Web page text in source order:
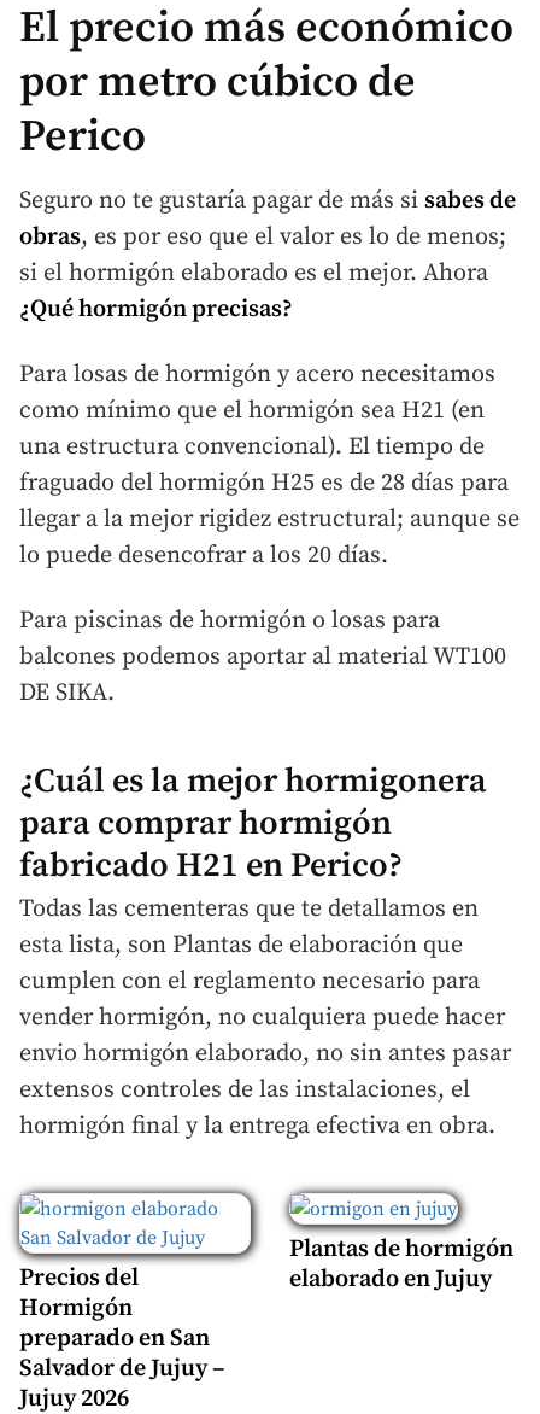
El precio más económico
por metro cúbico de
Perico
Seguro no te gustaría pagar de más si sabes de
obras, es por eso que el valor es lo de menos;
si el hormigón elaborado es el mejor. Ahora
¿Qué hormigón precisas?
Para losas de hormigón y acero necesitamos
como mínimo que el hormigón sea H21 (en
una estructura convencional). El tiempo de
fraguado del hormigón H25 es de 28 días para
llegar a la mejor rigidez estructural; aunque se
lo puede desencofrar a los 20 días.
Para piscinas de hormigón o losas para
balcones podemos aportar al material WT100
DE SIKA.
¿Cuál es la mejor hormigonera
para comprar hormigón
fabricado H21 en Perico?
Todas las cementeras que te detallamos en
esta lista, son Plantas de elaboración que
cumplen con el reglamento necesario para
vender hormigón, no cualquiera puede hacer
envio hormigón elaborado, no sin antes pasar
extensos controles de las instalaciones, el
hormigón final y la entrega efectiva en obra.
Precios del
Hormigón
preparado en San
Salvador de Jujuy –
Jujuy 2026
Plantas de hormigón
elaborado en Jujuy